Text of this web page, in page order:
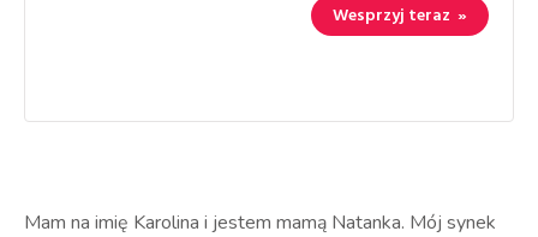
»
Mam na imię Karolina i jestem mamą Natanka. Mój synek